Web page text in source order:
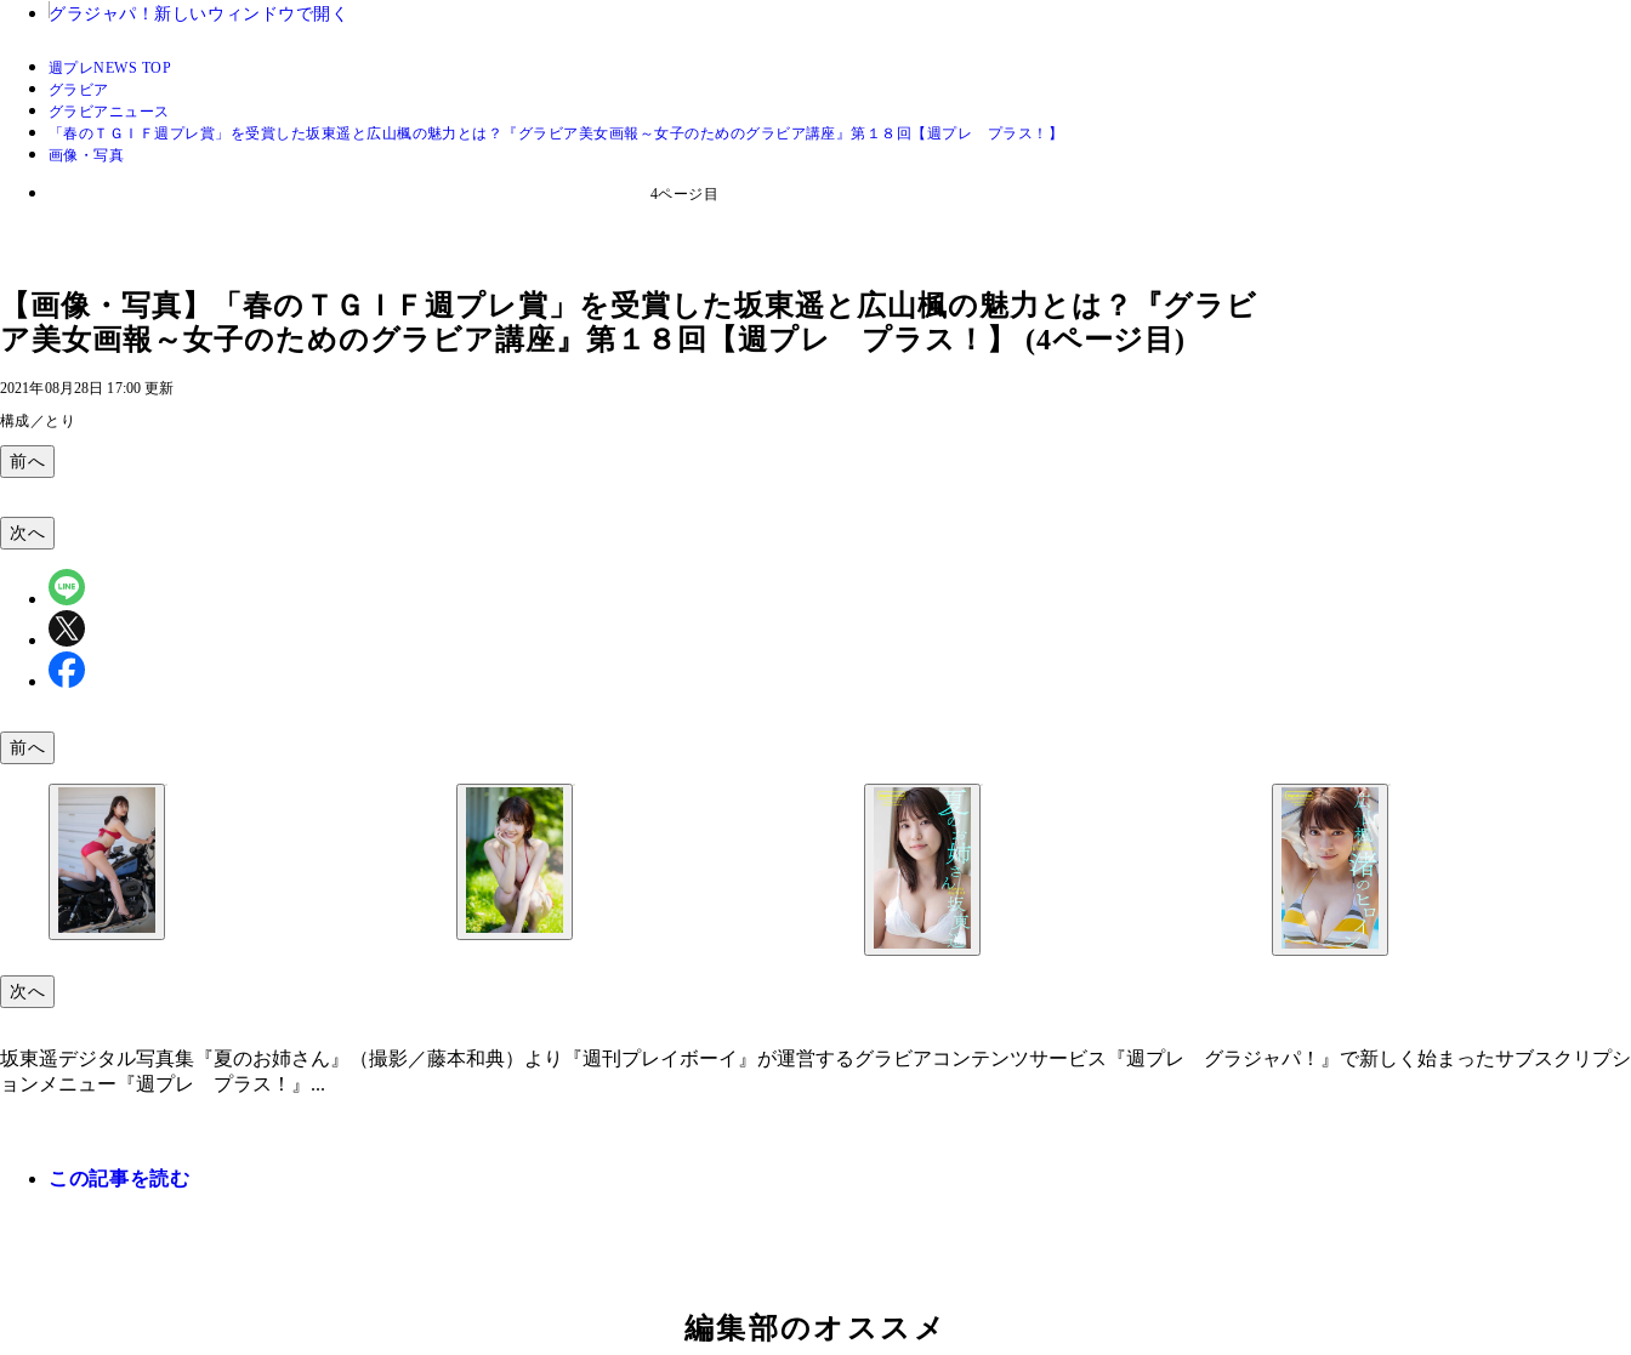
グラジャパ！ 新しいウィンドウで開く
週プレNEWS TOP
グラビア
グラビアニュース
「春のＴＧＩＦ週プレ賞」を受賞した坂東遥と広山楓の魅力とは？『グラビア美女画報～女子のためのグラビア講座』第１８回【週プレ プラス！】
画像・写真
4ページ目
【画像・写真】「春のＴＧＩＦ週プレ賞」を受賞した坂東遥と広山楓の魅力とは？『グラビ
ア美女画報～女子のためのグラビア講座』第１８回【週プレ プラス！】 (4ページ目)
2021年08月28日 17:00 更新
構成／とり
前へ
次へ
前へ
次へ
坂東遥デジタル写真集『夏のお姉さん』（撮影／藤本和典）より『週刊プレイボーイ』が運営するグラビアコンテンツサービス『週プレ グラジャパ！』で新しく始まったサブスクリプシ
ョンメニュー『週プレ プラス！』...
この記事を読む
編集部のオススメ